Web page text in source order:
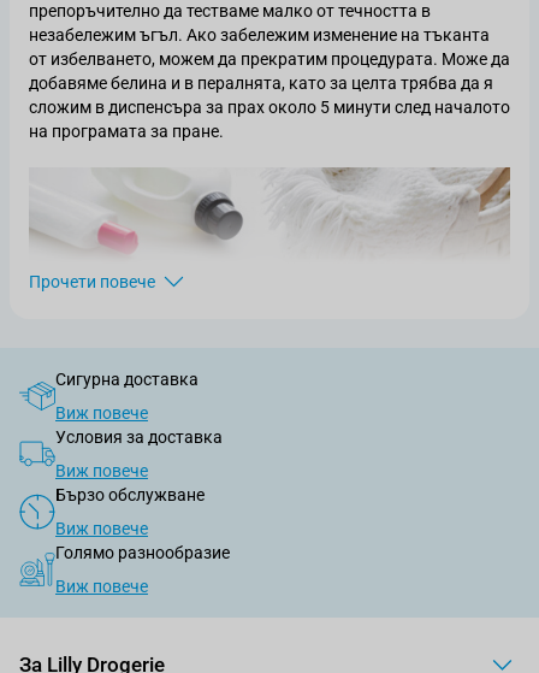
препоръчително да тестваме малко от течността в
незабележим ъгъл. Ако забележим изменение на тъканта
от избелването, можем да прекратим процедурата. Може да
добавяме белина и в пералнята, като за целта трябва да я
сложим в диспенсъра за прах около 5 минути след началото
на програмата за пране.
Препарати в раздела
Тук ще откриете различни продукти за премахване на петна
течна белина – класически вариант за ръчно и машинно
Прочети повече
Сигурна доставка
Виж повече
Условия за доставка
Виж повече
Бързо обслужване
Виж повече
Голямо разнообразие
Виж повече
За Lilly Drogerie